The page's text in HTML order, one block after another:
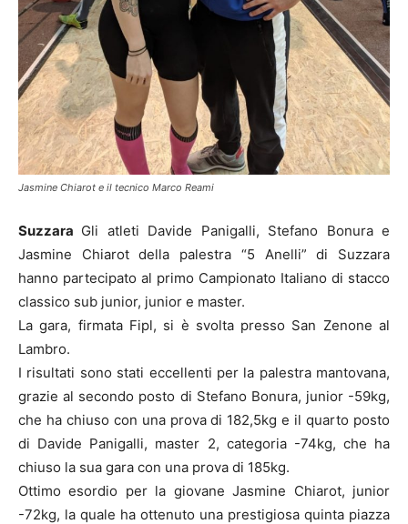
Jasmine Chiarot e il tecnico Marco Reami
Suzzara Gli atleti Davide Panigalli, Stefano Bonura e
Jasmine Chiarot della palestra “5 Anelli” di Suzzara
hanno partecipato al primo Campionato Italiano di stacco
classico sub junior, junior e master.
La gara, firmata Fipl, si è svolta presso San Zenone al
Lambro.
I risultati sono stati eccellenti per la palestra mantovana,
grazie al secondo posto di Stefano Bonura, junior -59kg,
che ha chiuso con una prova di 182,5kg e il quarto posto
di Davide Panigalli, master 2, categoria -74kg, che ha
chiuso la sua gara con una prova di 185kg.
Ottimo esordio per la giovane Jasmine Chiarot, junior
-72kg, la quale ha ottenuto una prestigiosa quinta piazza